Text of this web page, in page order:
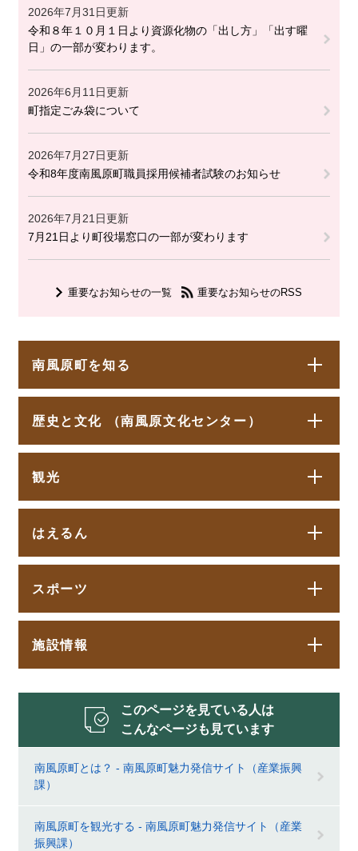
2026年7月31日更新
令和８年１０月１日より資源化物の「出し方」「出す曜
日」の一部が変わります。
2026年6月11日更新
町指定ごみ袋について
2026年7月27日更新
令和8年度南風原町職員採用候補者試験のお知らせ
2026年7月21日更新
7月21日より町役場窓口の一部が変わります
重要なお知らせの一覧 重要なお知らせのRSS
南風原町を知る
歴史と文化 （南風原文化センター）
観光
はえるん
スポーツ
施設情報
このページを見ている人は
こんなページも見ています
南風原町とは？ - 南風原町魅力発信サイト（産業振興
課）
南風原町を観光する - 南風原町魅力発信サイト（産業
振興課）